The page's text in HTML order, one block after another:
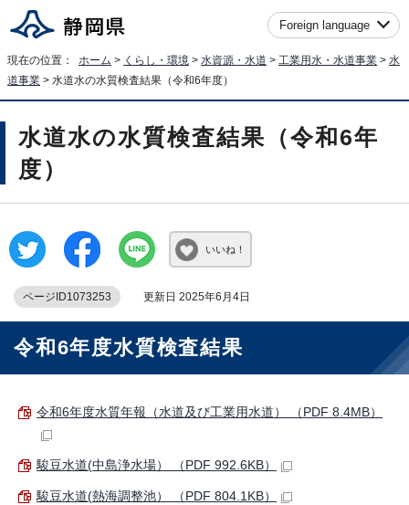
Foreign language
現在の位置： ホーム > くらし・環境 > 水資源・水道 > 工業用水・水道事業 > 水
道事業 > 水道水の水質検査結果（令和6年度）
水道水の水質検査結果（令和6年
度）
いいね！
ページID1073253 更新日 2025年6月4日
令和6年度水質検査結果
令和6年度水質年報（水道及び工業用水道） （PDF 8.4MB）
駿豆水道(中島浄水場） （PDF 992.6KB）
駿豆水道(熱海調整池） （PDF 804.1KB）